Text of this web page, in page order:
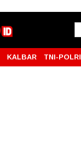
KALBAR TNI-POLRI